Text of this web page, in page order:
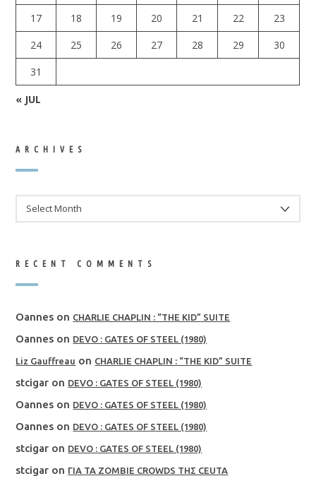
17
18 19 20 21 22
23
24
25 26 27 28 29
30
31
« JUL
ARCHIVES
RECENT COMMENTS
Oannes on CHARLIE CHAPLIN : “THE KID” SUITE
Oannes on DEVO : GATES OF STEEL (1980)
Liz Gauffreau on CHARLIE CHAPLIN : “THE KID” SUITE
stcigar on DEVO : GATES OF STEEL (1980)
Oannes on DEVO : GATES OF STEEL (1980)
Oannes on DEVO : GATES OF STEEL (1980)
stcigar on DEVO : GATES OF STEEL (1980)
stcigar on ΓΙΑ ΤΑ ZOMBIE CROWDS ΤΗΣ CEUTA